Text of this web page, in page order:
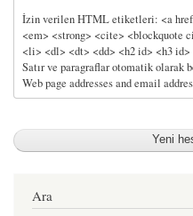
İzin verilen HTML etiketleri: <a href
<em> <strong> <cite> <blockquote
<li> <dl> <dt> <dd> <h2 id> <h3
Satır ve paragraflar otomatik olarak
Web page addresses and email
Ara